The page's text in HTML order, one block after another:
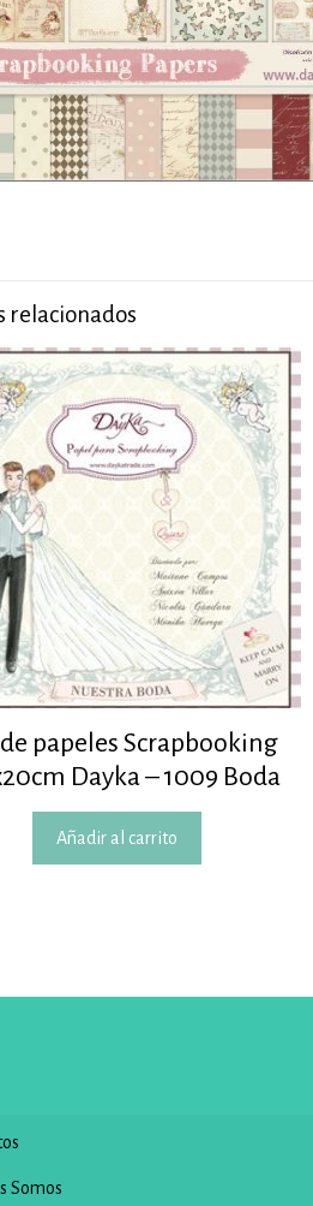
relacionados
papeles Scrapbooking
Dayka – 1009 Boda
Añadir al carrito
Somos